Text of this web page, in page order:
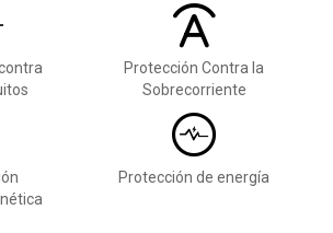
Protección Contra la
Sobrecorriente
Protección de energía